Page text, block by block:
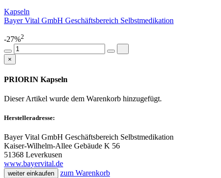
Kapseln
Bayer Vital GmbH Geschäftsbereich Selbstmedikation
-27%2
×
PRIORIN Kapseln
Dieser Artikel wurde dem Warenkorb hinzugefügt.
Herstelleradresse:
Bayer Vital GmbH Geschäftsbereich Selbstmedikation
Kaiser-Wilhelm-Allee Gebäude K 56
51368 Leverkusen
www.bayervital.de
weiter einkaufen zum Warenkorb